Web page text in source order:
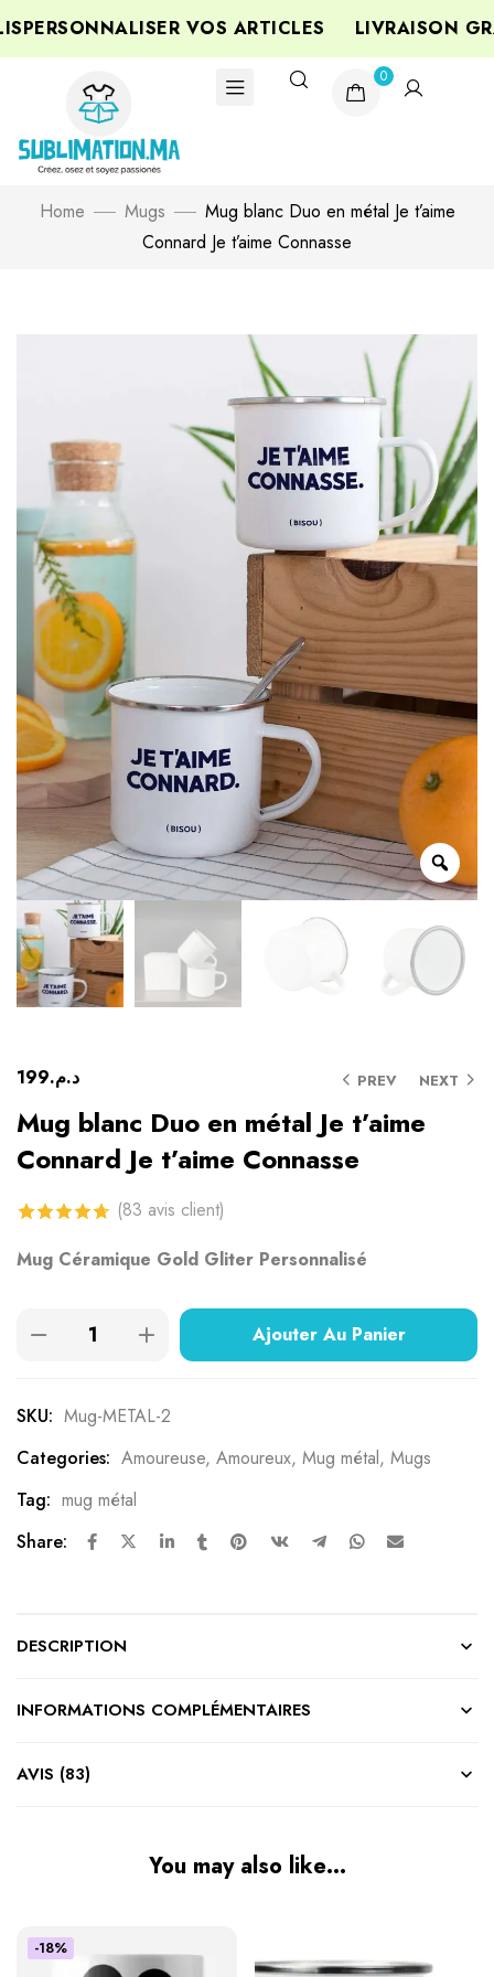
VOS ARTICLES LIVRAISON
0
Home Mugs
Mug blanc Duo en métal Je t’aime
Connard Je t’aime Connasse
PREV NEXT د.م.199
Mug blanc Duo en métal Je t’aime
Connard Je t’aime Connasse
4.69 sur 5
(83 avis client)
Mug Céramique Gold Gliter Personnalisé
Ajouter Au Panier
SKU: Mug-METAL-2
Categories: Amoureuse, Amoureux, Mug métal, Mugs
Tag: mug métal
Share:
DESCRIPTION
INFORMATIONS COMPLÉMENTAIRES
AVIS (83)
You may also like…
-18%